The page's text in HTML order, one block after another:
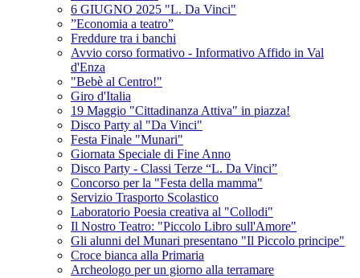
6 GIUGNO 2025 "L. Da Vinci"
”Economia a teatro”
Freddure tra i banchi
Avvio corso formativo - Informativo Affido in Val
d'Enza
"Bebè al Centro!"
Giro d'Italia
19 Maggio "Cittadinanza Attiva" in piazza!
Disco Party al "Da Vinci"
Festa Finale "Munari"
Giornata Speciale di Fine Anno
Disco Party - Classi Terze “L. Da Vinci”
Concorso per la "Festa della mamma"
Servizio Trasporto Scolastico
Laboratorio Poesia creativa al "Collodi"
Il Nostro Teatro: "Piccolo Libro sull'Amore"
Gli alunni del Munari presentano "Il Piccolo principe"
Croce bianca alla Primaria
Archeologo per un giorno alla terramare